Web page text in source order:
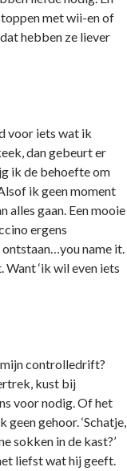
met wii-en of
hebben ze liever
voor iets wat ik
dan gebeurt er
ik de behoefte om
ik geen moment
alles gaan. Een mooie
ergens
name it.
‘ik wil even iets
controlledrift?
kust bij
voor nodig. Of het
gehoor. ‘Schatje,
sokken in de kast?’
liefst wat hij geeft.